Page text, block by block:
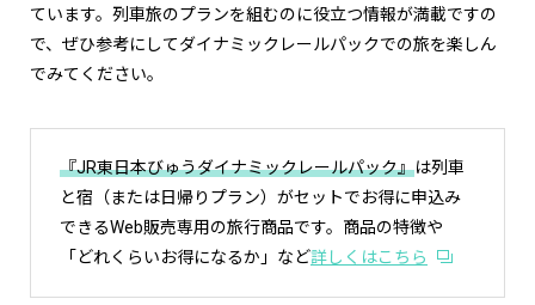
ています。列車旅のプランを組むのに役立つ情報が満載ですの
で、ぜひ参考にしてダイナミックレールパックでの旅を楽しん
でみてください。
『JR東日本びゅうダイナミックレールパック』は列車
と宿（または日帰りプラン）がセットでお得に申込み
できるWeb販売専用の旅行商品です。商品の特徴や
「どれくらいお得になるか」など詳しくはこちら